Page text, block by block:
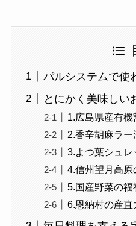
パルシステムで使
とにかく美味しい
1.広島県産有機
2.香辛胡麻ラー
3.よつ葉シュレ
4.信州望月高
5.国産野菜の福
6.恩納村の産直